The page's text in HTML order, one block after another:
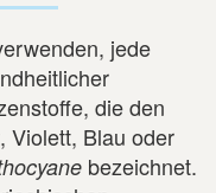
jede
die den
Violett, Blau oder
bezeichnet.